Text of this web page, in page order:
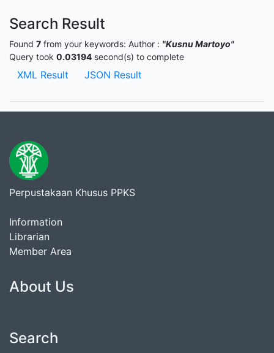
Search Result
Found 7 from your keywords: Author : "Kusnu Martoyo"
Query took 0.03194 second(s) to complete
XML Result JSON Result
Perpustakaan Khusus PPKS
Information
Librarian
Member Area
About Us
Search